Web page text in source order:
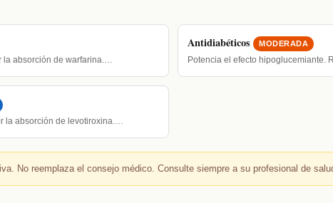
absorción de warfarina.…
Antidiabéticos MODERADA
Potencia el efecto hipoglucemiante.
la absorción de levotiroxina.…
No reemplaza el consejo médico. Consulte siempre a su profesional de